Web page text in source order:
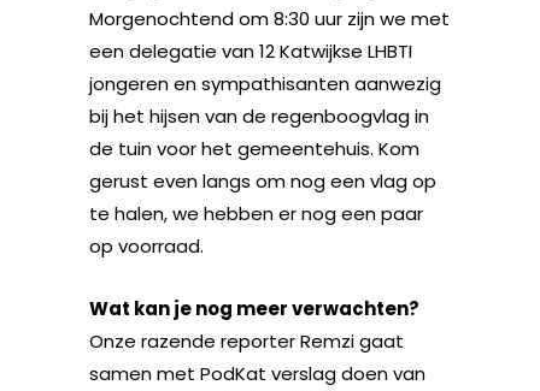
Morgenochtend om 8:30 uur zijn we met
een delegatie van 12 Katwijkse LHBTI
jongeren en sympathisanten aanwezig
bij het hijsen van de regenboogvlag in
de tuin voor het gemeentehuis. Kom
gerust even langs om nog een vlag op
te halen, we hebben er nog een paar
op voorraad.
Wat kan je nog meer verwachten?
Onze razende reporter Remzi gaat
samen met PodKat verslag doen van